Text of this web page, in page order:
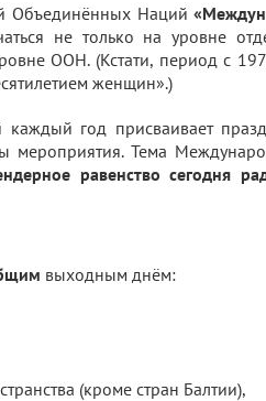
Объединённых Наций
не только на уровне
ООН. (Кстати, период с
женщин».)
год присваивает
мероприятия. Тема
равенство сегодня
выходным днём:
(кроме стран Балтии),